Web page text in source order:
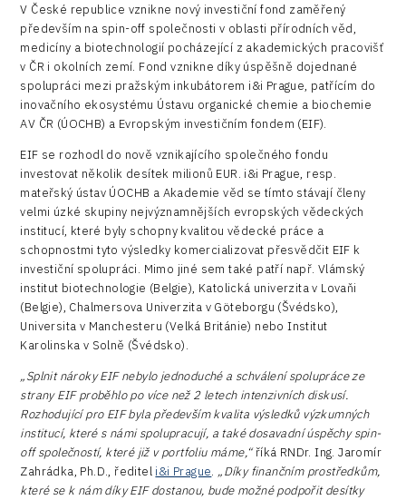
V České republice vznikne nový investiční fond zaměřený
především na spin-off společnosti v oblasti přírodních věd,
medicíny a biotechnologií pocházející z akademických pracovišť
v ČR i okolních zemí. Fond vznikne díky úspěšně dojednané
spolupráci mezi pražským inkubátorem i&i Prague, patřícím do
inovačního ekosystému Ústavu organické chemie a biochemie
AV ČR (ÚOCHB) a Evropským investičním fondem (EIF).
EIF se rozhodl do nově vznikajícího společného fondu
investovat několik desítek milionů EUR. i&i Prague, resp.
mateřský ústav ÚOCHB a Akademie věd se tímto stávají členy
velmi úzké skupiny nejvýznamnějších evropských vědeckých
institucí, které byly schopny kvalitou vědecké práce a
schopnostmi tyto výsledky komercializovat přesvědčit EIF k
investiční spolupráci. Mimo jiné sem také patří např. Vlámský
institut biotechnologie (Belgie), Katolická univerzita v Lovaňi
(Belgie), Chalmersova Univerzita v Göteborgu (Švédsko),
Universita v Manchesteru (Velká Británie) nebo Institut
Karolinska v Solně (Švédsko).
„Splnit nároky EIF nebylo jednoduché a schválení spolupráce ze
strany EIF proběhlo po více než 2 letech intenzivních diskusí.
Rozhodující pro EIF byla především kvalita výsledků výzkumných
institucí, které s námi spolupracují, a také dosavadní úspěchy spin-
off společností, které již v portfoliu máme,“říká RNDr. Ing. Jaromír
Zahrádka, Ph.D., ředitel i&i Prague. „Díky finančním prostředkům,
které se k nám díky EIF dostanou, bude možné podpořit desítky